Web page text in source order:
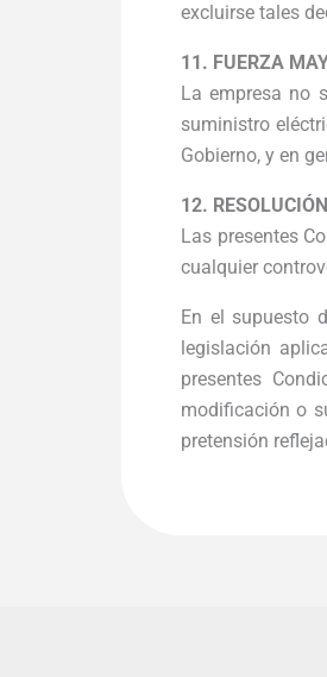
excluirse tales
11. FUERZA
La empresa no
suministro
Gobierno, y en
12.
Las presentes
cualquier
En el supuesto
legislación
presentes
modificación o
pretensión